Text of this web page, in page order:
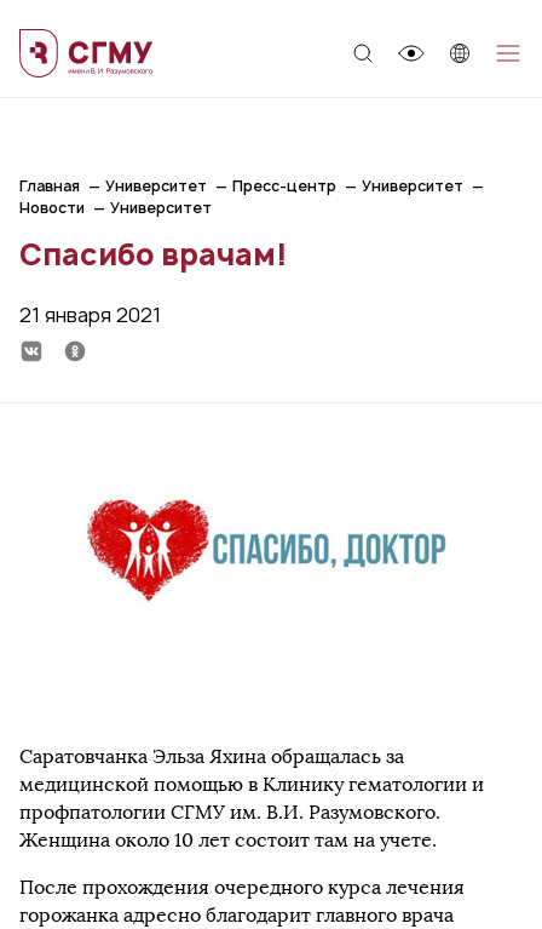
Главная Университет Пресс-центр
Университет
Новости
Университет
Спасибо врачам!
21 января 2021
Саратовчанка Эльза Яхина обращалась за
медицинской помощью в Клинику гематологии и
профпатологии СГМУ им. В.И. Разумовского.
Женщина около 10 лет состоит там на учете.
После прохождения очередного курса лечения
горожанка адресно благодарит главного врача